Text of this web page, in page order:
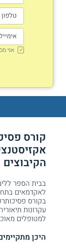
אני
קורס
הקיבוצים
בבית הספר
לאקדמאים
בקורס
עקרונות
למטופלים
היכן